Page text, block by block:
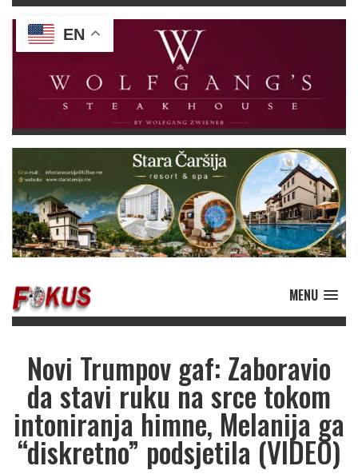
MENU
Novi Trumpov gaf: Zaboravio
da stavi ruku na srce tokom
intoniranja himne, Melanija ga
“diskretno” podsjetila (VIDEO)
EN